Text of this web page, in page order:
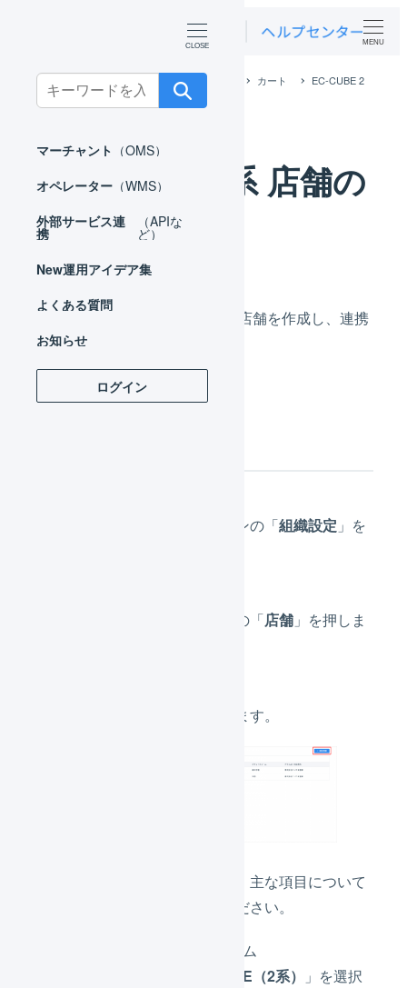
Search
for:
マーチャント （OMS）
オペレーター （WMS）
外部サービス連
携
（APIな
ど）
New運用アイデア集
よくある質問
お知らせ
ログイン
MENU
外部サービス連携（APIなど） カート
EC-CUBE 2
EC-CUBE 2系 店舗の作成
EC-CUBE 2系 店舗の
作成
LOGILESS上にEC-CUBE用の店舗を作成し、連携
のための事前設定を行います。
メインナビゲーションの「組織設定 」を
サブナビゲーションの「店舗 」を押しま
」を押します。
店各値を設定します。主な項目について
は下記説明を参照ください。
プラットフォーム
EC-CUBE（2系）
」を選択